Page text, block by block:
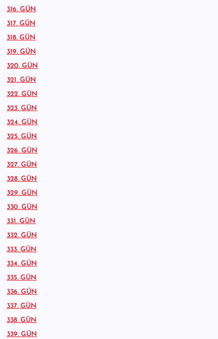
316. GÜN
317. GÜN
318. GÜN
319. GÜN
320. GÜN
321. GÜN
322. GÜN
323. GÜN
324. GÜN
325. GÜN
326. GÜN
327. GÜN
328. GÜN
329. GÜN
330. GÜN
331. GÜN
332. GÜN
333. GÜN
334. GÜN
335. GÜN
336. GÜN
337. GÜN
338. GÜN
339. GÜN